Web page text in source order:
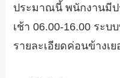
ประมาณนี้ พนักงานมี
เช้า 06.00-16.00 ระบ
รายละเอียดค่อนข้างเย